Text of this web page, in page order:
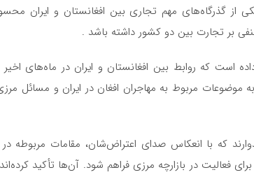
از گذرگاه‌های مهم تجاری بین افغانستان و ایران
بر تجارت بین دو کشور داشته باشد .
است که روابط بین افغانستان و ایران در ماه‌های
موضوعات مربوط به مهاجران افغان در ایران و مسائل
که با انعکاس صدای اعتراض‌شان، مقامات
فعالیت در بازارچه مرزی فراهم شود. آن‌ها تأکید